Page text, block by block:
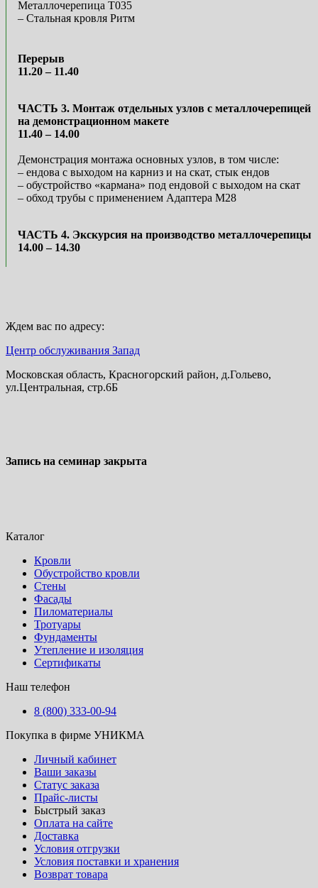
Металлочерепица Т035
– Стальная кровля Ритм
Перерыв
11.20 – 11.40
ЧАСТЬ 3. Монтаж отдельных узлов с металлочерепицей
на демонстрационном макете
11.40 – 14.00
Демонстрация монтажа основных узлов, в том числе:
– ендова с выходом на карниз и на скат, стык ендов
– обустройство «кармана» под ендовой с выходом на скат
– обход трубы с применением Адаптера М28
ЧАСТЬ 4. Экскурсия на производство металлочерепицы
14.00 – 14.30
Ждем вас по адресу:
Центр обслуживания Запад
Московская область, Красногорский район, д.Гольево,
ул.Центральная, стр.6Б
Запись на семинар закрыта
Каталог
Кровли
Обустройство кровли
Стены
Фасады
Пиломатериалы
Тротуары
Фундаменты
Утепление и изоляция
Сертификаты
Наш телефон
8 (800) 333-00-94
Покупка в фирме УНИКМА
Личный кабинет
Ваши заказы
Статус заказа
Прайс-листы
Быстрый заказ
Оплата на сайте
Доставка
Условия отгрузки
Условия поставки и хранения
Возврат товара